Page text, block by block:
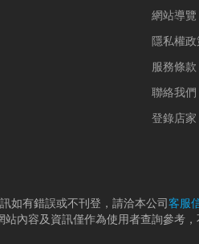
網站導覽
隱私權政
服務條款
聯絡我們
登錄店家
如有錯誤或不刊登，請洽本公司客服
站內容及資訊僅作為使用者查詢參考，